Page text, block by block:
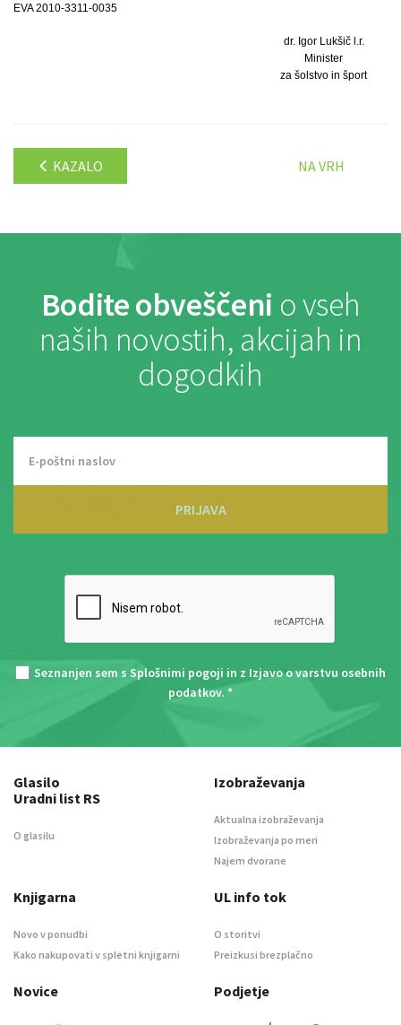
EVA 2010-3311-0035
dr. Igor Lukšič l.r.
Minister
za šolstvo in šport
KAZALO NA VRH
Bodite obveščeni o vseh
naših novostih, akcijah in
dogodkih
PRIJAVA
Seznanjen sem s Splošnimi pogoji in z Izjavo o varstvu osebnih
podatkov. *
Glasilo
Uradni list RS
O glasilu
Izobraževanja
Aktualna izobraževanja
Izobraževanja po meri
Najem dvorane
Knjigarna
Novo v ponudbi
Kako nakupovati v spletni knjigarni
UL info tok
O storitvi
Preizkusi brezplačno
Novice Podjetje